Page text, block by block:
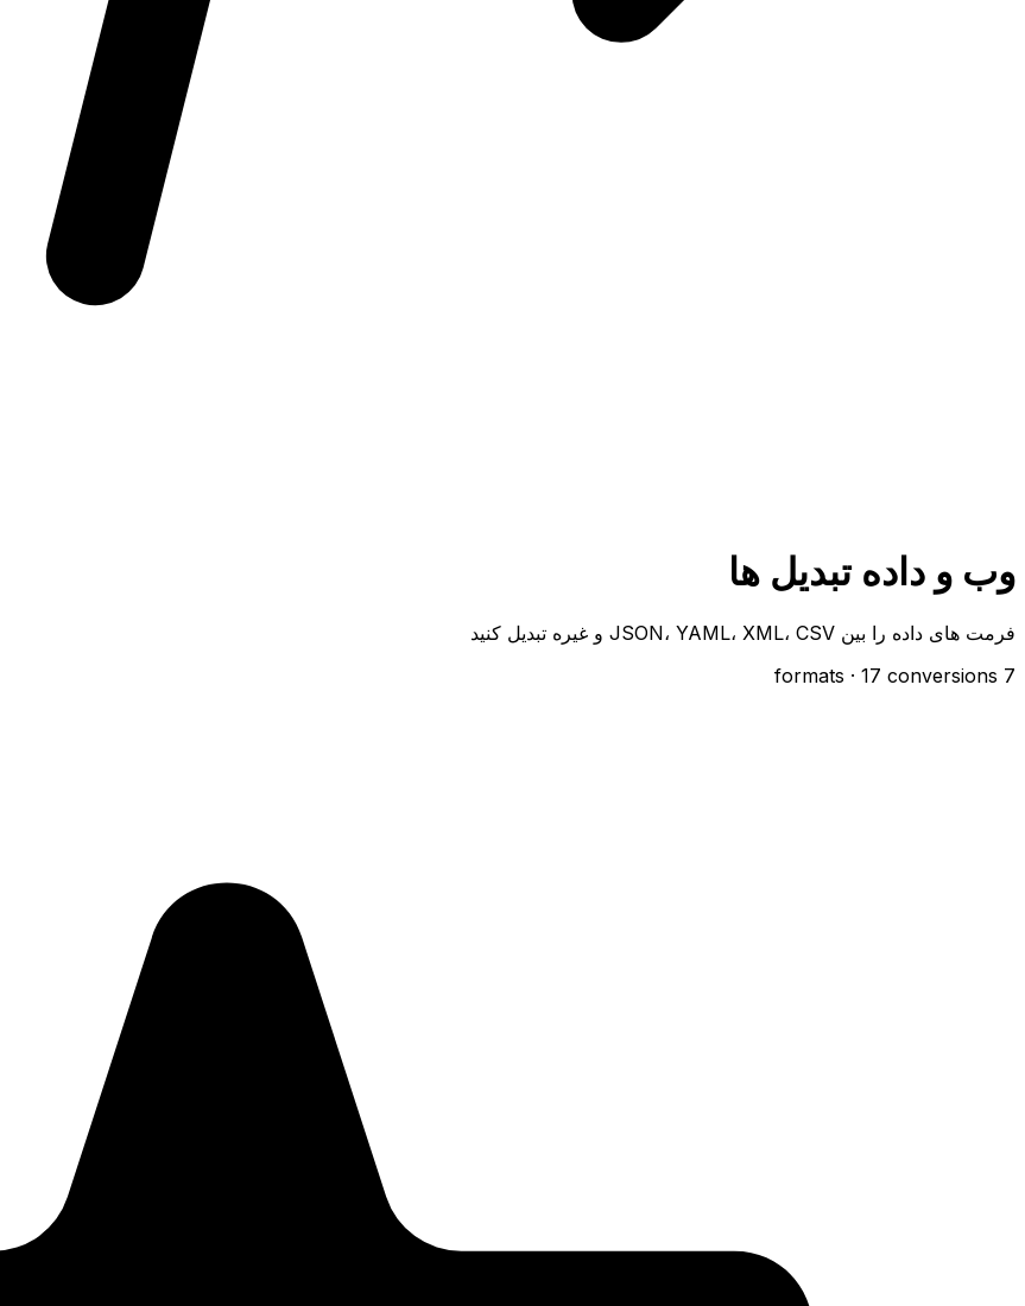
وب و داده تبدیل ها
فرمت های داده را بین JSON، YAML، XML، CSV و غیره تبدیل کنید
7 formats
· 17 conversions